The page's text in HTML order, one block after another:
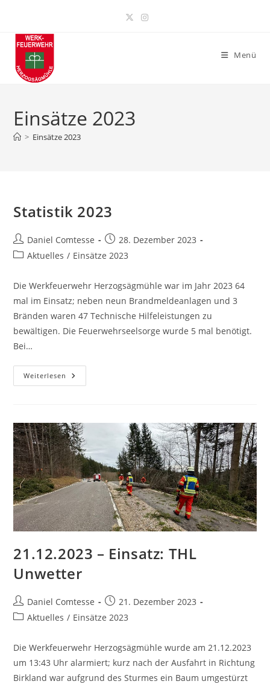
springen
Menü
Einsätze 2023
> Einsätze 2023
Statistik 2023
Beitrags-
Autor:
Daniel Comtesse
Beitrag
veröffentlicht:
28. Dezember 2023
Beitrags-
Aktuelles / Einsätze 2023
Die Werkfeuerwehr Herzogsägmühle war im Jahr 2023 64
mal im Einsatz; neben neun Brandmeldeanlagen und 3
Bränden waren 47 Technische Hilfeleistungen zu
bewältigen. Die Feuerwehrseelsorge wurde 5 mal benötigt.
Bei…
Weiterlesen Statistik
2023
21.12.2023 – Einsatz: THL
Unwetter
Beitrags-
Autor:
Daniel Comtesse
Beitrag
veröffentlicht:
21. Dezember 2023
Beitrags-
Aktuelles / Einsätze 2023
Die Werkfeuerwehr Herzogsägmühle wurde am 21.12.2023
um 13:43 Uhr alarmiert; kurz nach der Ausfahrt in Richtung
Birkland war aufgrund des Sturmes ein Baum umgestürzt